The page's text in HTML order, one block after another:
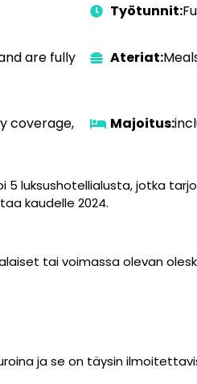
Työtunnit:
are fully
Ateriat:
coverage,
Majoitus:
5 luksushotellialusta, jotka
kaudelle 2024.
tai voimassa olevan
ja se on täysin